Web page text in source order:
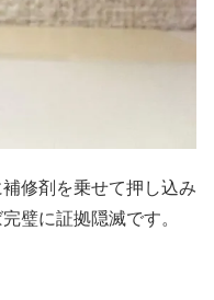
修剤を乗せて押し込み
璧に証拠隠滅です。